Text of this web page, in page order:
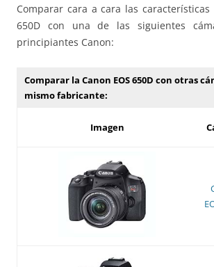
Comparar cara a cara las características
650D con una de las siguientes
principiantes Canon:
Comparar la Canon EOS 650D con otras
mismo fabricante:
Imagen